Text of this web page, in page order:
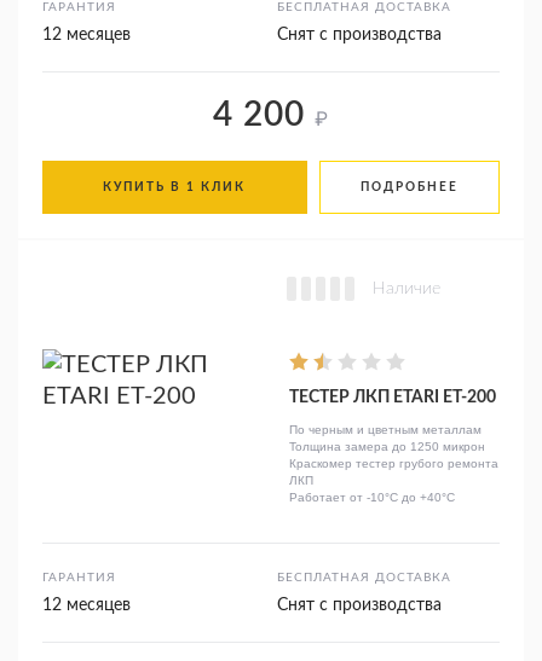
ГАРАНТИЯ
12 месяцев
БЕСПЛАТНАЯ ДОСТАВКА
Снят с производства
4 200 ₽
КУПИТЬ В 1 КЛИК ПОДРОБНЕЕ
Наличие
ТЕСТЕР ЛКП ETARI ET-200
По черным и цветным металлам
Толщина замера до 1250 микрон
Краскомер тестер грубого ремонта
ЛКП
Работает от -10°C до +40°C
ГАРАНТИЯ
12 месяцев
БЕСПЛАТНАЯ ДОСТАВКА
Снят с производства